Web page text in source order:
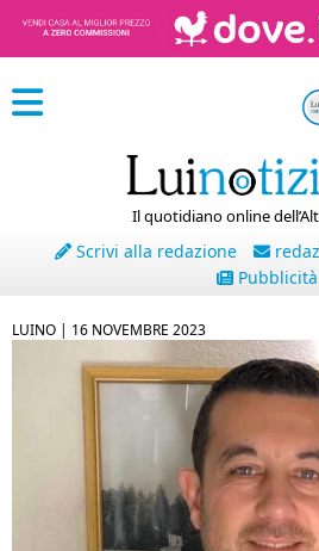
Il quotidiano online
Scrivi alla redazione
Pubblicità
LUINO | 16 NOVEMBRE 2023